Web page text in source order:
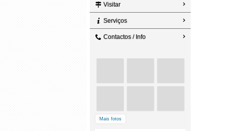
Visitar
Serviços
Contactos / Info
Mais fotos